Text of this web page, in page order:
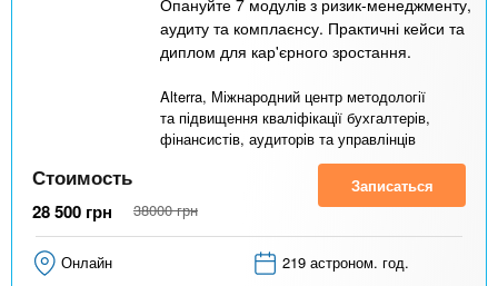
аудиту та комплаєнсу. Практичні кейси та
диплом для кар'єрного зростання.
Alterra, Міжнародний центр методології
та підвищення кваліфікації бухгалтерів,
фінансистів, аудиторів та управлінців
Стоимость
28 500 грн 38000 грн
Записаться
Онлайн 219 астроном. год.